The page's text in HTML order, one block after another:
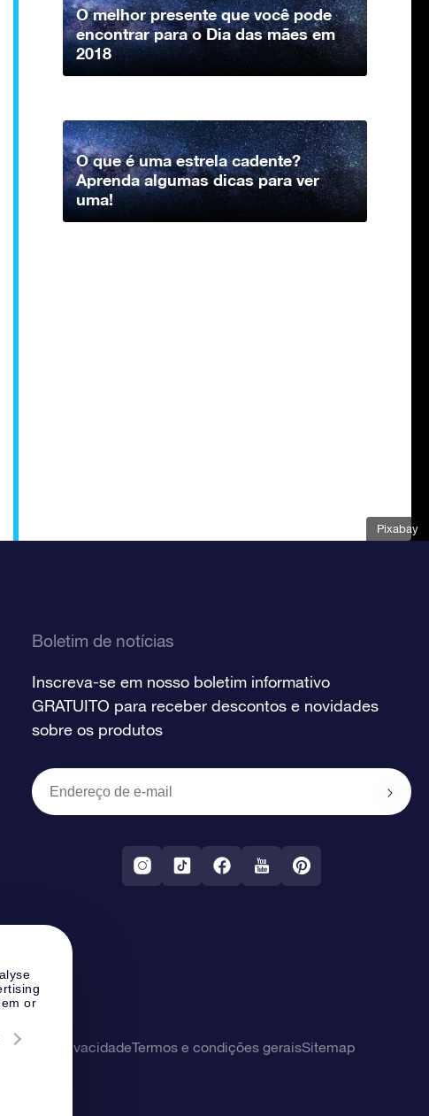
or
Pixabay
O melhor presente que você pode
encontrar para o Dia das mães em
2018
O que é uma estrela cadente?
Aprenda algumas dicas para ver
uma!
Boletim de notícias
Inscreva-se em nosso boletim informativo
GRATUITO para receber descontos e novidades
sobre os produtos
de privacidadeTermos e condições geraisSitemap